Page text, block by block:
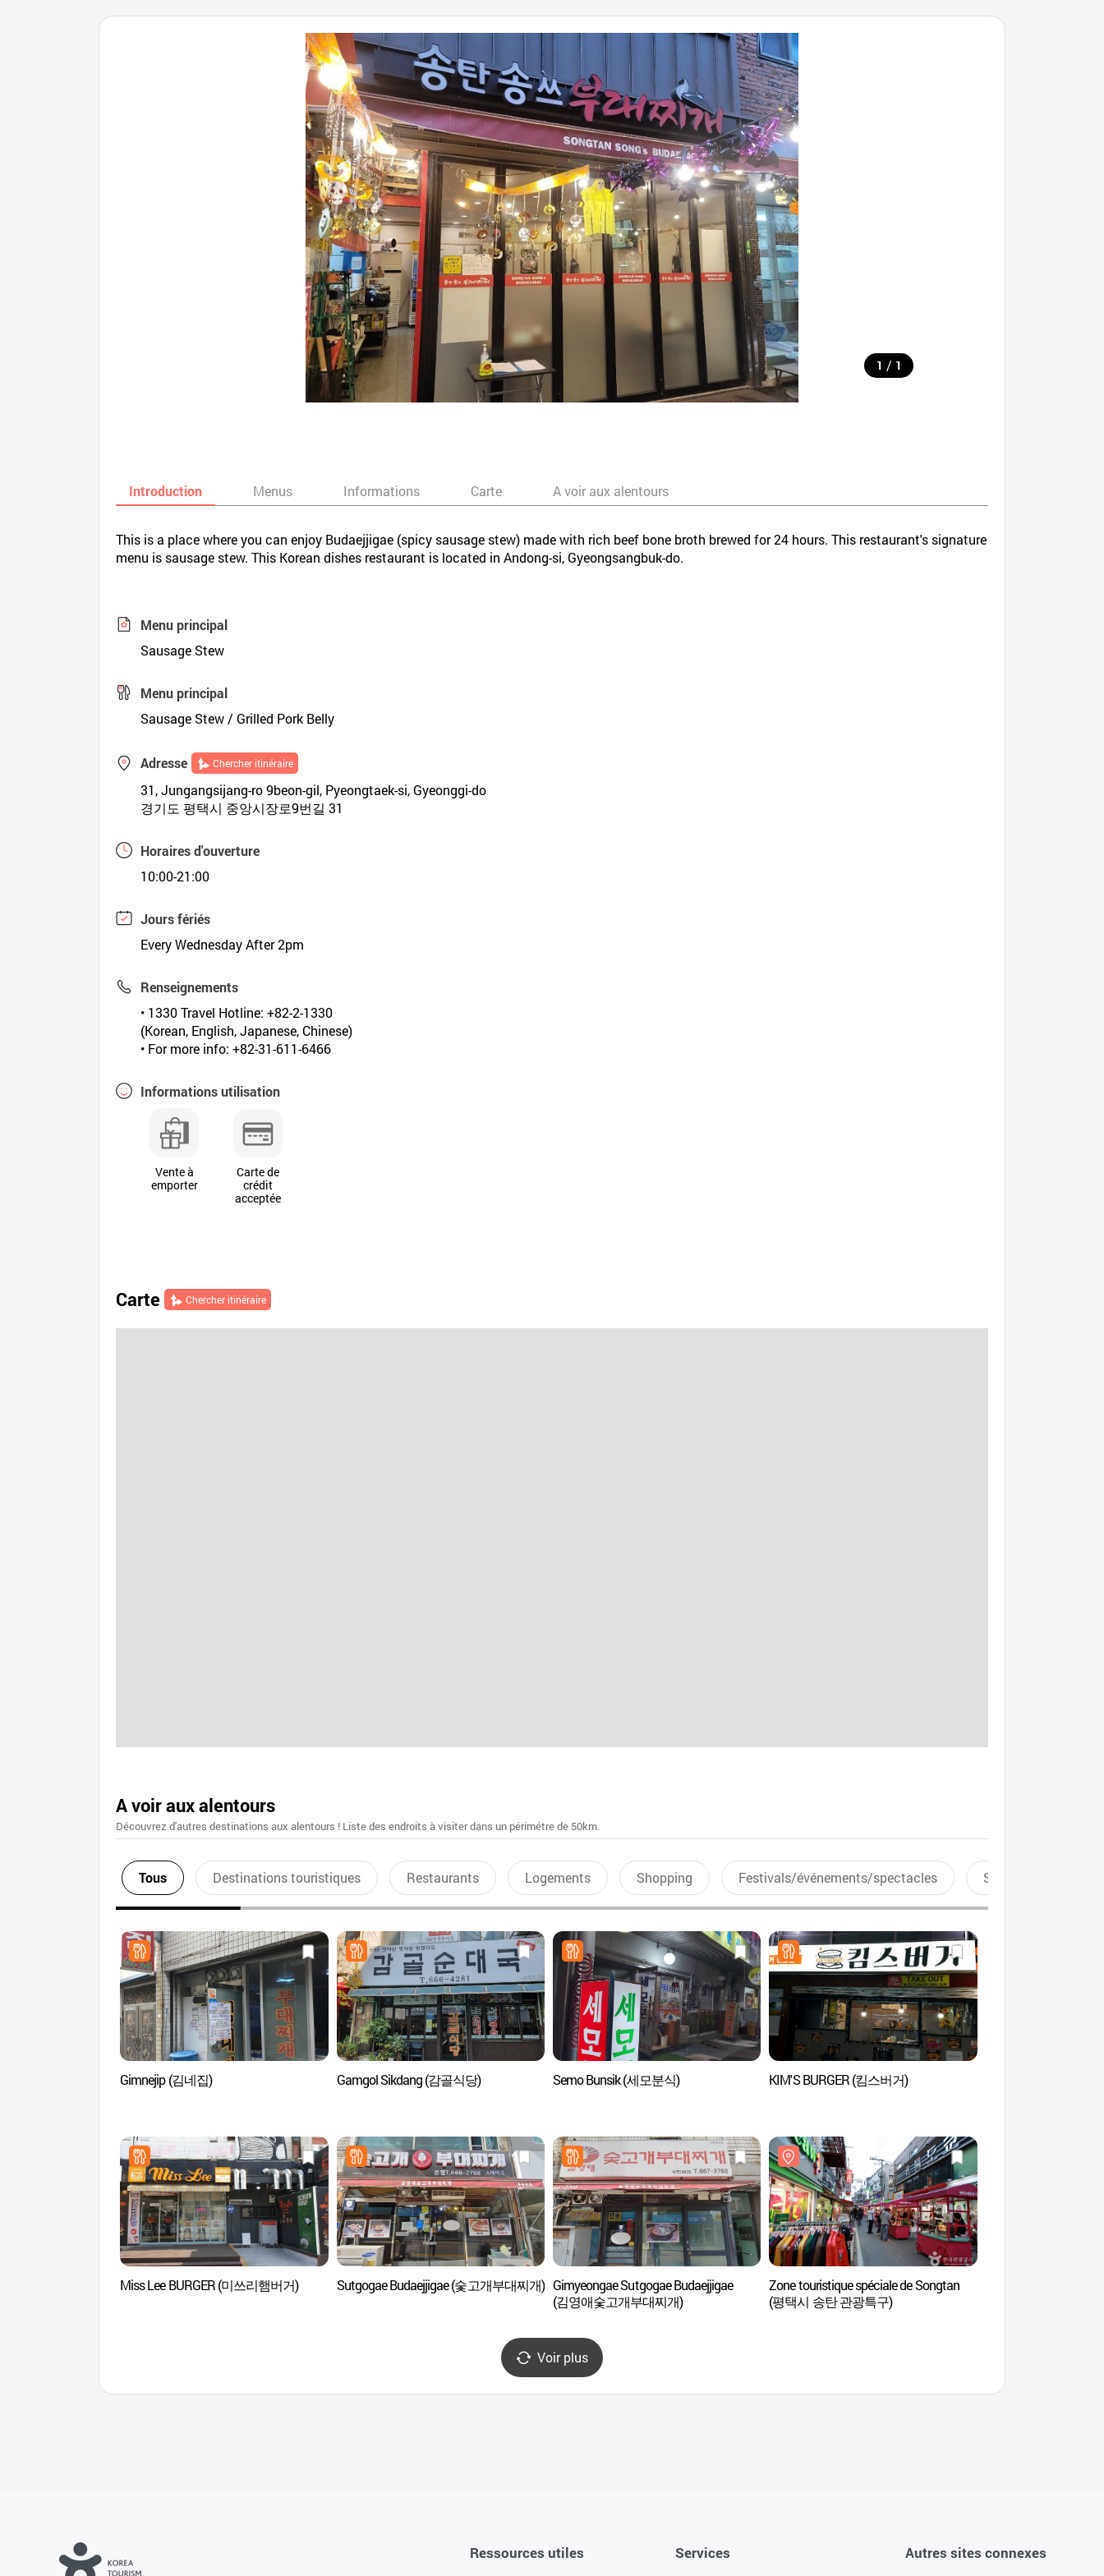
1 / 1
Introduction Menus Informations Carte A voir aux alentours
This is a place where you can enjoy Budaejjigae (spicy sausage stew) made with rich beef bone broth brewed for 24 hours. This restaurant's signature
menu is sausage stew. This Korean dishes restaurant is located in Andong-si, Gyeongsangbuk-do.
Menu principal
Sausage Stew
Menu principal
Sausage Stew / Grilled Pork Belly
Adresse Chercher itinéraire
31, Jungangsijang-ro 9beon-gil, Pyeongtaek-si, Gyeonggi-do
경기도 평택시 중앙시장로9번길 31
Horaires d'ouverture
10:00-21:00
Jours fériés
Every Wednesday After 2pm
Renseignements
• 1330 Travel Hotline: +82-2-1330
(Korean, English, Japanese, Chinese)
• For more info: +82-31-611-6466
Informations utilisation
Vente à
emporter
Carte de
crédit
acceptée
Carte Chercher itinéraire
A voir aux alentours
Découvrez d'autres destinations aux alentours ! Liste des endroits à visiter dans un périmétre de 50km.
Tous Destinations touristiques Restaurants Logements Shopping Festivals/événements/spectacles Sports aquatiques
Gimnejip (김네집) Gamgol Sikdang (감골식당) Semo Bunsik (세모분식) KIM'S BURGER (킴스버거)
Miss Lee BURGER (미쓰리햄버거) Sutgogae Budaejjigae (숯고개부대찌개) Gimyeongae Sutgogae Budaejjigae
(김영애숯고개부대찌개)
Zone touristique spéciale de Songtan
(평택시 송탄 관광특구)
Voir plus
Ressources utiles Services Autres sites connexes